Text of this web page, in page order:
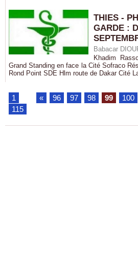
THIES -
GARDE :
Babacar
Khadim
Grand Standing en face la Cité Sofraco
Rond Point SDE Hlm route de Dakar Cité
1 « 96 97 98 99 100
115